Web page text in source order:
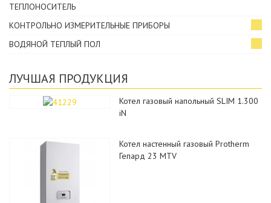
ТЕПЛОНОСИТЕЛЬ
КОНТРОЛЬНО ИЗМЕРИТЕЛЬНЫЕ ПРИБОРЫ
ВОДЯНОЙ ТЕПЛЫЙ ПОЛ
ЛУЧШАЯ ПРОДУКЦИЯ
Котел газовый напольный SLIM 1.300
iN
Котел настенный газовый Protherm
Гепард 23 MTV